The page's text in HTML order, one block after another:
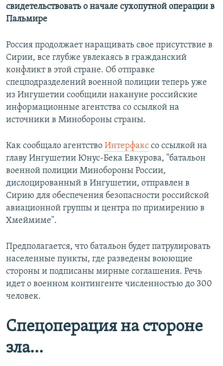
свидетельствовать о начале сухопутной операции в
Пальмире
Россия продолжает наращивать свое присутствие в
Сирии, все глубже увлекаясь в гражданский
конфликт в этой стране. Об отправке
спецподразделений военной полиции теперь уже
из Ингушетии сообщили накануне российские
информационные агентства со ссылкой на
источники в Минобороны страны.
Как сообщало агентство Интерфакс со ссылкой на
главу Ингушетии Юнус-Бека Евкурова, "батальон
военной полиции Минобороны России,
дислоцированный в Ингушетии, отправлен в
Сирию для обеспечения безопасности российской
авиационной группы и центра по примирению в
Хмеймиме".
Предполагается, что батальон будет патрулировать
населенные пункты, где разведены воюющие
стороны и подписаны мирные соглашения. Речь
идет о военном контингенте численностью до 300
человек.
Спецоперация на стороне
зла...